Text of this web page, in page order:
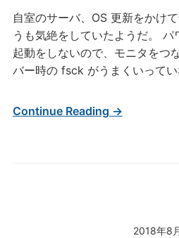
2018年8
自室のサーバ、OS 更新をかけ
うも気絶をしていたようだ。
起動をしないので、モニタをつ
バー時の fsck がうまくいって
Continue Reading →